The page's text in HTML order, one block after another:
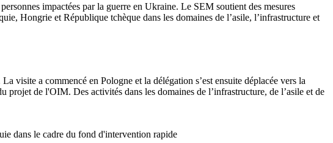
impactées par la guerre en Ukraine. Le SEM soutient des mesures
Hongrie et République tchèque dans les domaines de l’asile, l’infrastructure et
visite a commencé en Pologne et la délégation s’est ensuite déplacée vers la
de l'OIM. Des activités dans les domaines de l’infrastructure, de l’asile et de
dans le cadre du fond d'intervention rapide